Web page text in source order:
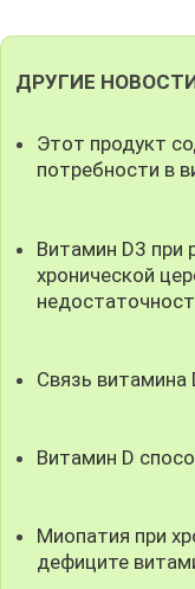
ДРУГИЕ
Этот продукт
потребности в
Витамин D3 при
хронической
Связь витамина
Витамин D
Миопатия при
дефиците